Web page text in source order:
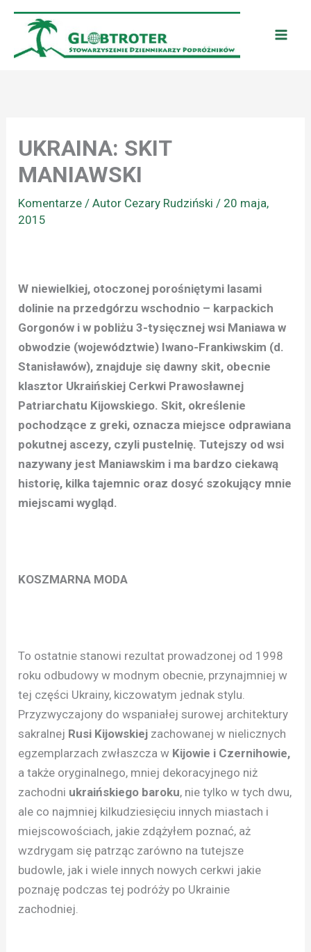
Przejdź
treści
UKRAINA: SKIT
MANIAWSKI
Komentarze / Autor Cezary Rudziński/ 20 maja,
2015
W niewielkiej, otoczonej porośniętymi lasami
dolinie na przedgórzu wschodnio – karpackich
Gorgonów i w pobliżu 3-tysięcznej wsi Maniawa w
obwodzie (województwie) Iwano-Frankiwskim (d.
Stanisławów), znajduje się dawny skit, obecnie
klasztor Ukraińskiej Cerkwi Prawosławnej
Patriarchatu Kijowskiego. Skit, określenie
pochodzące z greki, oznacza miejsce odprawiana
pokutnej ascezy, czyli pustelnię. Tutejszy od wsi
nazywany jest Maniawskim i ma bardzo ciekawą
historię, kilka tajemnic oraz dosyć szokujący mnie
miejscami wygląd.
KOSZMARNA MODA
To ostatnie stanowi rezultat prowadzonej od 1998
roku odbudowy w modnym obecnie, przynajmniej w
tej części Ukrainy, kiczowatym jednak stylu.
Przyzwyczajony do wspaniałej surowej architektury
sakralnej Rusi Kijowskiej zachowanej w nielicznych
egzemplarzach zwłaszcza w Kijowie i Czernihowie,
a także oryginalnego, mniej dekoracyjnego niż
zachodni ukraińskiego baroku, nie tylko w tych dwu,
ale co najmniej kilkudziesięciu innych miastach i
miejscowościach, jakie zdążyłem poznać, aż
wzdrygam się patrząc zarówno na tutejsze
budowle, jak i wiele innych nowych cerkwi jakie
poznaję podczas tej podróży po Ukrainie
zachodniej.